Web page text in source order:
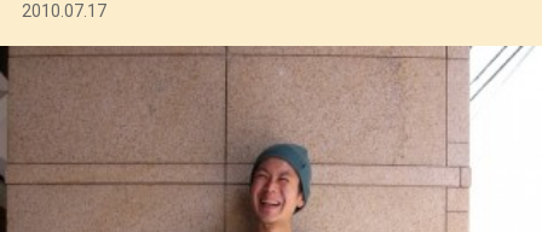
2010.07.17